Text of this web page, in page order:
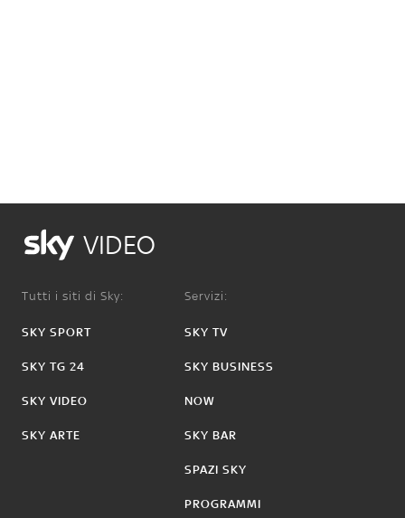
VIDEO
Tutti i siti di Sky:
SKY SPORT
SKY TG 24
SKY VIDEO
SKY ARTE
Servizi:
SKY TV
SKY BUSINESS
NOW
SKY BAR
SPAZI SKY
PROGRAMMI